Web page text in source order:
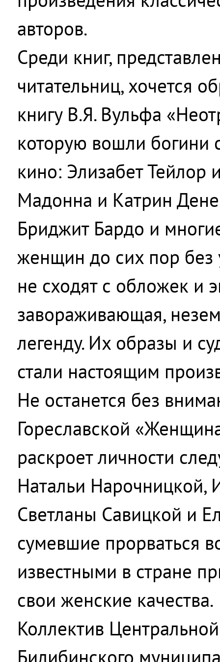
авторов.
Среди книг,
читательниц, хочется
книгу В.Я. Вульфа
которую вошли богини
кино: Элизабет Тейлор
Мадонна и Катрин
Бриджит Бардо и
женщин до сих пор без
не сходят с обложек и
завораживающая,
легенду. Их образы и
стали настоящим
Не останется без
Гореславской
раскроет личности
Натальи
Светланы Савицкой и
сумевшие прорваться
известными в стране
свои женские качества.
Коллектив
Билибинского